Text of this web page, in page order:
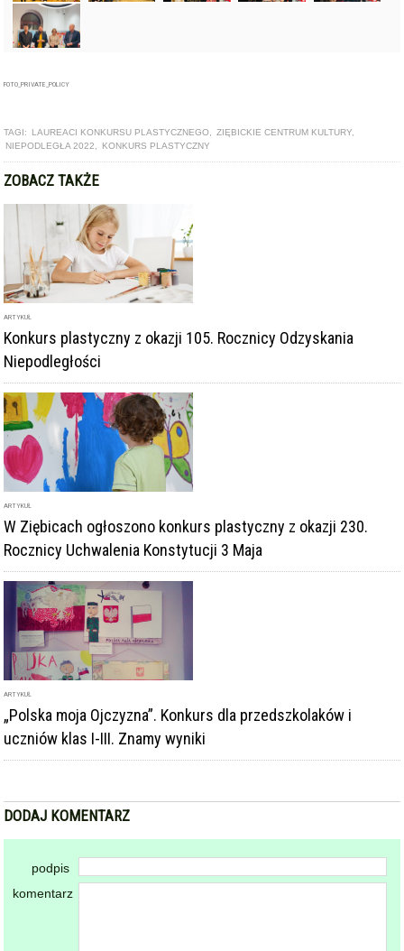
FOTO_PRIVATE_POLICY
TAGI: LAUREACI KONKURSU PLASTYCZNEGO, ZIĘBICKIE CENTRUM KULTURY,
NIEPODLEGŁA 2022, KONKURS PLASTYCZNY
ZOBACZ TAKŻE
ARTYKUŁ
Konkurs plastyczny z okazji 105. Rocznicy Odzyskania
Niepodległości
ARTYKUŁ
W Ziębicach ogłoszono konkurs plastyczny z okazji 230.
Rocznicy Uchwalenia Konstytucji 3 Maja
ARTYKUŁ
„Polska moja Ojczyzna”. Konkurs dla przedszkolaków i
uczniów klas I-III. Znamy wyniki
DODAJ KOMENTARZ
podpis
komentarz